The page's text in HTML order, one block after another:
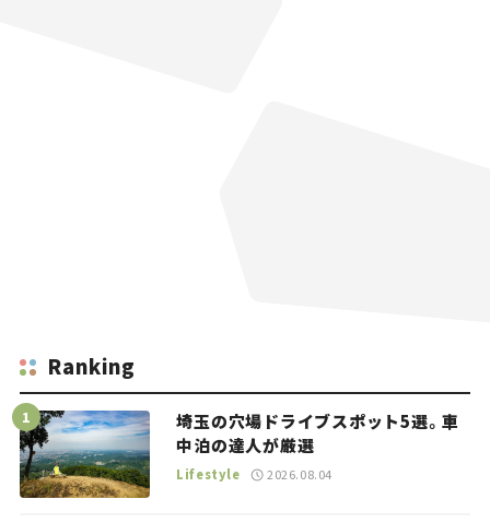
Ranking
埼玉の穴場ドライブスポット5選。車
中泊の達人が厳選
Lifestyle 2026.08.04